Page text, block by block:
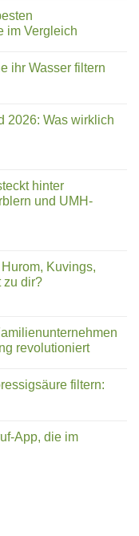
im Vergleich
ihr Wasser filtern
2026: Was wirklich
hinter
und UMH-
Kuvings,
zu dir?
revolutioniert
filtern:
App, die im